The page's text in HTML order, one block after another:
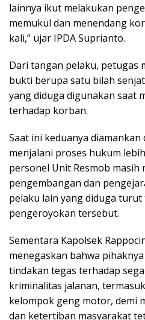
lainnya ikut melakukan
memukul dan menendang
kali,” ujar IPDA Suprianto.
Dari tangan pelaku, petugas
bukti berupa satu bilah
yang diduga digunakan saat
terhadap korban.
Saat ini keduanya
menjalani proses hukum
personel Unit Resmob masih
pengembangan dan
pelaku lain yang diduga
pengeroyokan tersebut.
Sementara Kapolsek
menegaskan bahwa
tindakan tegas terhadap
kriminalitas jalanan,
kelompok geng motor, demi
dan ketertiban masyarakat